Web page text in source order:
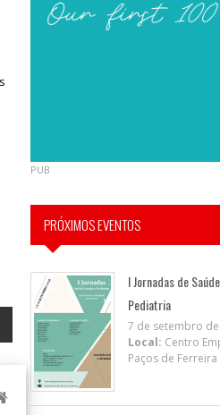
PUB
PRÓXIMOS EVENTOS
I Jornadas de
Pediatria
7 de setembro
Local: Centro
Paços de Ferreira